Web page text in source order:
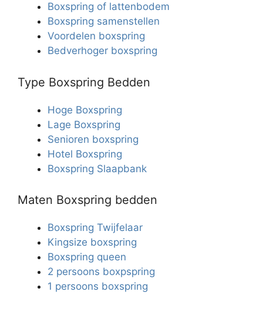
Boxspring of lattenbodem
Boxspring samenstellen
Voordelen boxspring
Bedverhoger boxspring
Type Boxspring Bedden
Hoge Boxspring
Lage Boxspring
Senioren boxspring
Hotel Boxspring
Boxspring Slaapbank
Maten Boxspring bedden
Boxspring Twijfelaar
Kingsize boxspring
Boxspring queen
2 persoons boxpspring
1 persoons boxspring